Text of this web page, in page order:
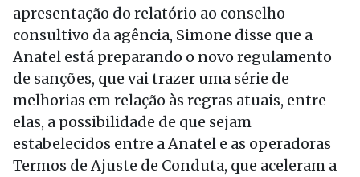
apresentação do relatório ao conselho
consultivo da agência, Simone disse que a
Anatel está preparando o novo regulamento
de sanções, que vai trazer uma série de
melhorias em relação às regras atuais, entre
elas, a possibilidade de que sejam
estabelecidos entre a Anatel e as operadoras
Termos de Ajuste de Conduta, que aceleram a